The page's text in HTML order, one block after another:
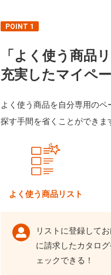
POINT 1
「よく使う商品
充実したマイペ
よく使う商品を自分専用の
探す手間を省くことができま
よく使う商品リスト
リストに登録して
に請求したカタロ
ェックできる！